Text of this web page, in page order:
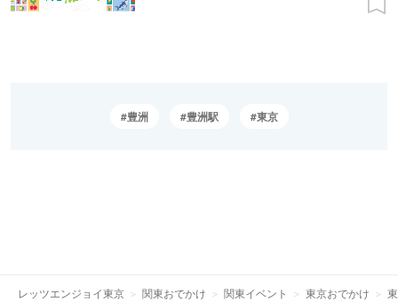
豊洲 豊洲駅 東京
レッツエンジョイ東京 関東おでかけ 関東イベント 東京おでかけ